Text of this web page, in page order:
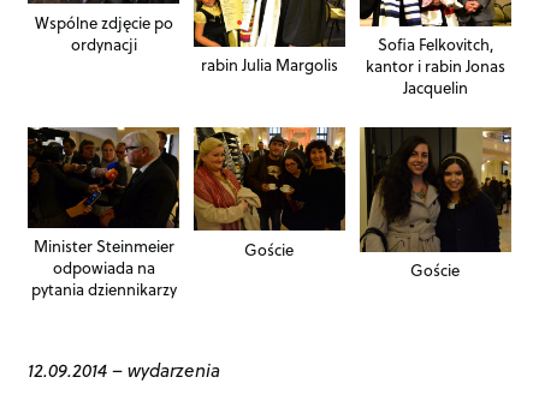
Wspólne zdjęcie po
ordynacji
rabin Julia Margolis
Sofia Felkovitch,
kantor i rabin Jonas
Jacquelin
Minister Steinmeier
odpowiada na
pytania dziennikarzy
Goście
Goście
12.09.2014–wydarzenia